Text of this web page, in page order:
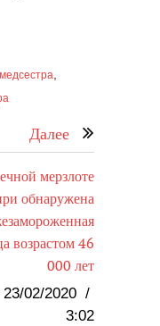
,
Далее
мерзлоте
обнаружена
возрастом 46
000 лет
23/02/2020 /
3:02